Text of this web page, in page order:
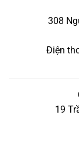
308
Điện
19